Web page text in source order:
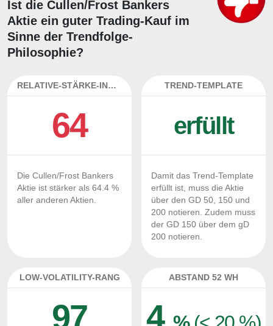
Ist die Cullen/Frost Bankers
Aktie ein guter Trading-Kauf im
Sinne der Trendfolge-
Philosophie?
RELATIVE-STÄRKE-INDEX
64
Die Cullen/Frost Bankers
Aktie ist stärker als 64.4 %
aller anderen Aktien.
TREND-TEMPLATE
erfüllt
Damit das Trend-Template
erfüllt ist, muss die Aktie
über den GD 50, 150 und
200 notieren. Zudem muss
der GD 150 über dem gD
200 notieren.
LOW-VOLATILITY-RANG
97
ABSTAND 52 WH
4